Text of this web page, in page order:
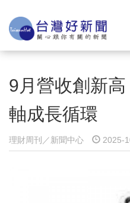
9月營收創新
軸成長循環
理財周刊／新聞中心 2025-